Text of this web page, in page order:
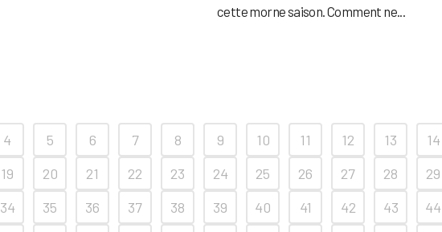
cette morne saison. Comment ne...
4 5 6 7 8 9 10 11 12 13
14
19 20 21 22 23 24 25 26 27 28
29
34 35 36 37 38 39 40 41 42 43 44